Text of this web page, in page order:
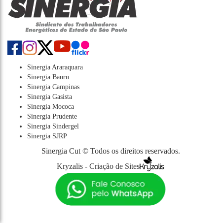
Sinergia Araraquara
Sinergia Bauru
Sinergia Campinas
Sinergia Gasista
Sinergia Mococa
Sinergia Prudente
Sinergia Sindergel
Sinergia SJRP
Sinergia Cut © Todos os direitos reservados.
Kryzalis - Criação de Sites